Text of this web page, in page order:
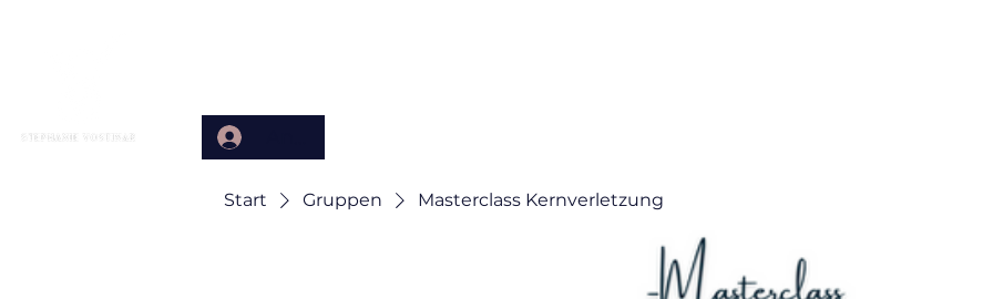
Start Gruppen Masterclass Kernverletzung